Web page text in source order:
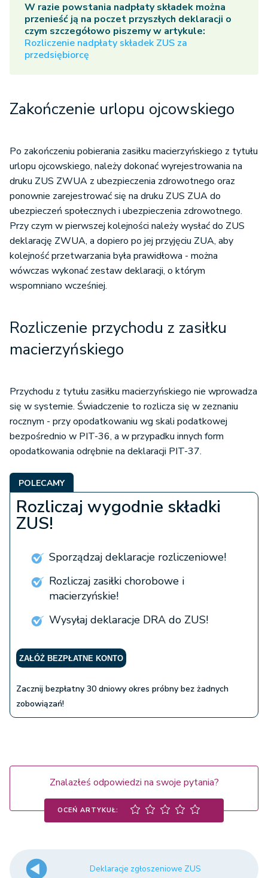
W razie powstania nadpłaty składek można
przenieść ją na poczet przyszłych deklaracji o
czym szczegółowo piszemy w artykule:
Rozliczenie nadpłaty składek ZUS za
przedsiębiorcę
Zakończenie urlopu ojcowskiego
Po zakończeniu pobierania zasiłku macierzyńskiego z tytułu
urlopu ojcowskiego, należy dokonać wyrejestrowania na
druku ZUS ZWUA z ubezpieczenia zdrowotnego oraz
ponownie zarejestrować się na druku ZUS ZUA do
ubezpieczeń społecznych i ubezpieczenia zdrowotnego.
Przy czym w pierwszej kolejności należy wysłać do ZUS
deklarację ZWUA, a dopiero po jej przyjęciu ZUA, aby
kolejność przetwarzania była prawidłowa - można
wówczas wykonać zestaw deklaracji, o którym
wspomniano wcześniej.
Rozliczenie przychodu z zasiłku
macierzyńskiego
Przychodu z tytułu zasiłku macierzyńskiego nie wprowadza
się w systemie. Świadczenie to rozlicza się w zeznaniu
rocznym - przy opodatkowaniu wg skali podatkowej
bezpośrednio w PIT-36, a w przypadku innych form
opodatkowania odrębnie na deklaracji PIT-37.
POLECAMY
Rozliczaj wygodnie składki
ZUS!
Sporządzaj deklaracje rozliczeniowe!
Rozliczaj zasiłki chorobowe i
macierzyńskie!
Wysyłaj deklaracje DRA do ZUS!
ZAŁÓŻ BEZPŁATNE KONTO
Zacznij bezpłatny 30 dniowy okres próbny bez żadnych
zobowiązań!
Znalazłeś odpowiedzi na swoje pytania?
OCEŃ ARTYKUŁ:
Deklaracje zgłoszeniowe ZUS